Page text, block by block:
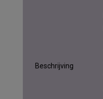
Beschrijving